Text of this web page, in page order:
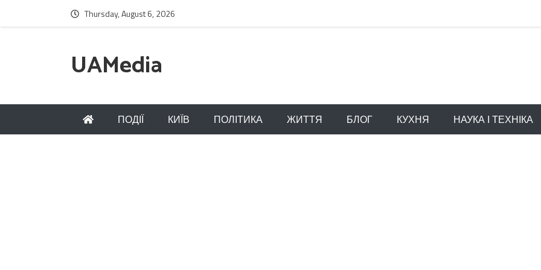
Thursday, August 6, 2026
UAMedia
ПОДІЇ КИЇВ ПОЛІТИКА ЖИТТЯ БЛОГ КУХНЯ НАУКА І ТЕХНІКА